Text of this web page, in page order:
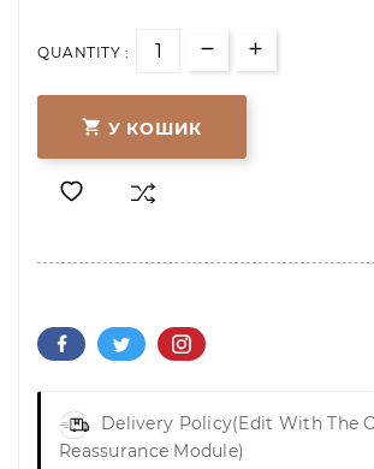
QUANTITY :
 У КОШИК
Delivery Policy(edit With The
Reassurance Module)